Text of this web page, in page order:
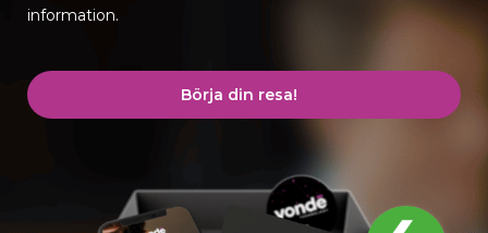
information.
Börja din resa!